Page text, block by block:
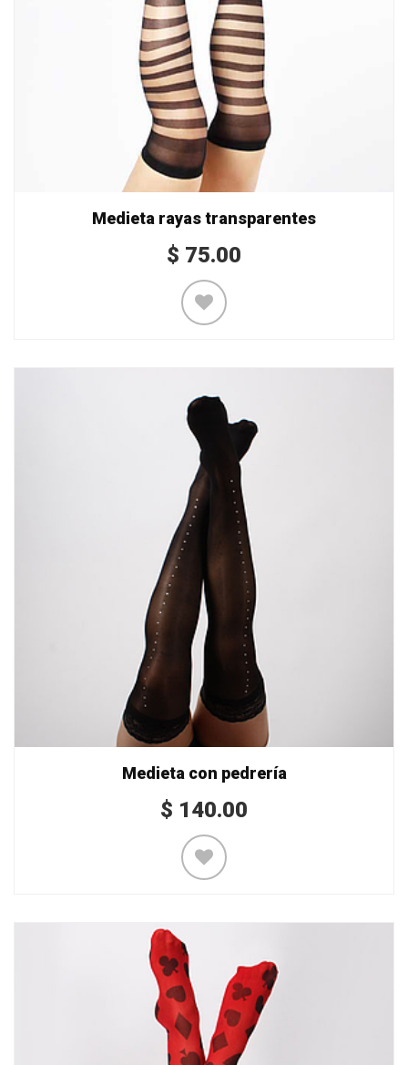
Medieta rayas transparentes
$ 75.00
Medieta con pedrería
$ 140.00